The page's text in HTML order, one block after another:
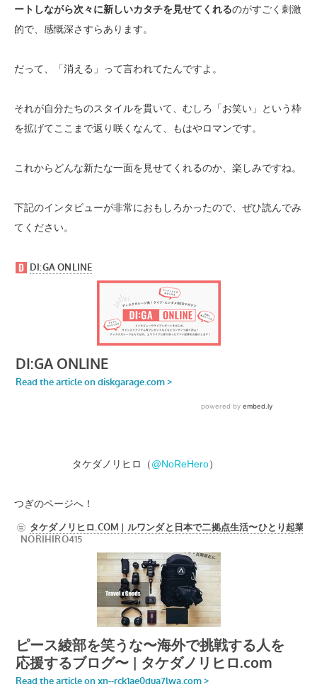
ートしながら次々に新しいカタチを見せてくれるのがすごく刺激
的で、感慨深さすらあります。
だって、「消える」って言われてたんですよ。
それが自分たちのスタイルを貫いて、むしろ「お笑い」という枠
を拡げてここまで返り咲くなんて、もはやロマンです。
これからどんな新たな一面を見せてくれるのか、楽しみですね。
下記のインタビューが非常におもしろかったので、ぜひ読んでみ
てください。
タケダノリヒロ（@NoReHero）
つぎのページへ！